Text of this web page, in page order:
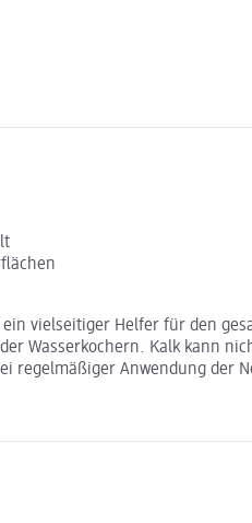
ein vielseitiger Helfer für den
Wasserkochern. Kalk kann
regelmäßiger Anwendung der